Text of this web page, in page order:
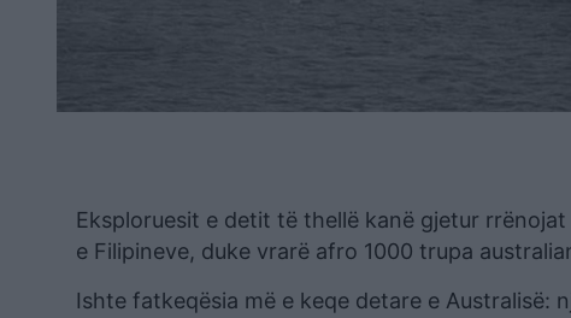
Eksploruesit e detit të thellë kanë gjetur
e Filipineve, duke vrarë afro 1000 trupa
Ishte fatkeqësia më e keqe detare e Australisë: